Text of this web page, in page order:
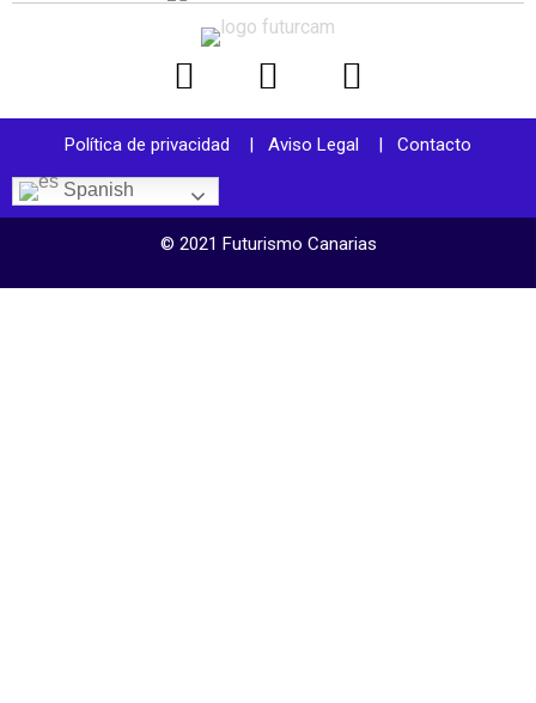
Política de privacidad Aviso Legal Contacto
Spanish
© 2021 Futurismo Canarias